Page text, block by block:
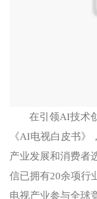
在引领AI技术
《AI电视白皮书
产业发展和消费者
信已拥有20余项行
电视产业参与全球